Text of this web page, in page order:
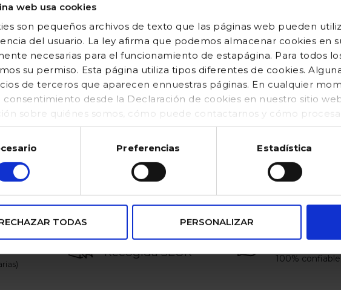
web usa cookies
son pequeños archivos de texto que las páginas web pueden
del usuario. La ley afirma que podemos almacenar cookies en
necesarias para el funcionamiento de estapágina. Para todos
su permiso. Esta página utiliza tipos diferentes de cookies.
de terceros que aparecen ennuestras páginas. En cualquier
consentimiento desde la Declaración de cookies en nuestro sitio
sobre quiénes somos, cómo puede contactarnos y cómo
de cookies (https://www.gocco.es/cookies-policy.html)
Preferencias Estadística
TODAS PERSONALIZAR
VENTAJAS
Puntos de
Recogida SEUR
pagos
100% confiable